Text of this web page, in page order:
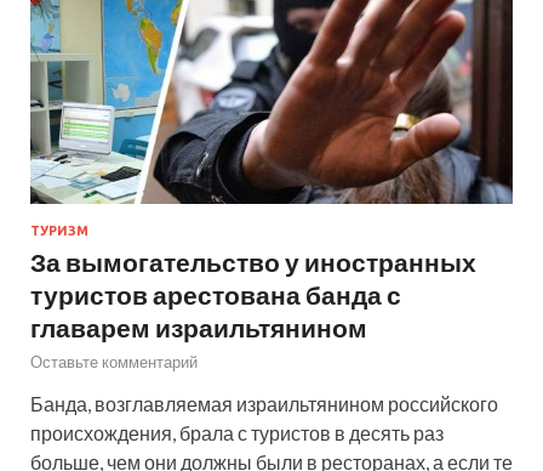
ТУРИЗМ
За вымогательство у иностранных
туристов арестована банда с
главарем израильтянином
Оставьте комментарий
Банда, возглавляемая израильтянином российского
происхождения, брала с туристов в десять раз
больше, чем они должны были в ресторанах, а если те